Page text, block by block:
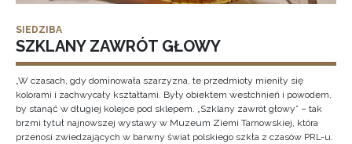
SIEDZIBA
SZKLANY ZAWRÓT GŁOWY
„W czasach, gdy dominowała szarzyzna, te przedmioty mieniły się
kolorami i zachwycały kształtami. Były obiektem westchnień i powodem,
by stanąć w długiej kolejce pod sklepem. „Szklany zawrót głowy” – tak
brzmi tytuł najnowszej wystawy w Muzeum Ziemi Tarnowskiej, która
przenosi zwiedzających w barwny świat polskiego szkła z czasów PRL-u.